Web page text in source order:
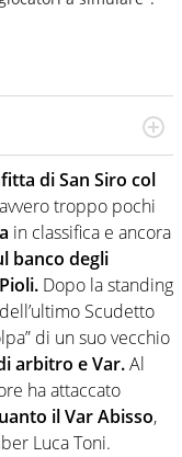
del calcio in
parte. Non si perde
del mondo delle
di San Siro col
troppo pochi
in classifica e ancora
banco degli
Dopo la standing
Scudetto
di un suo vecchio
arbitro e Var.Al
ha attaccato
il Var Abisso,
Luca Toni.